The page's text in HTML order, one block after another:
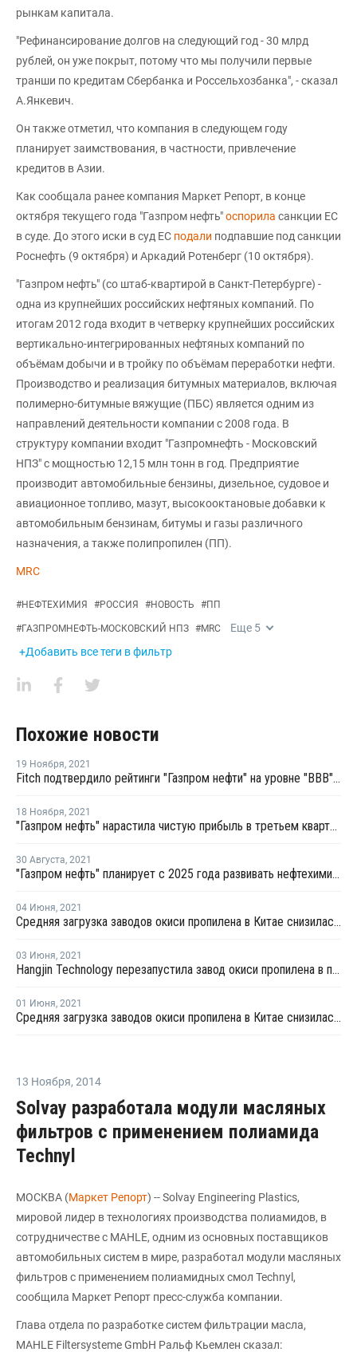
рынкам капитала.
"Рефинансирование долгов на следующий год - 30 млрд
рублей, он уже покрыт, потому что мы получили первые
транши по кредитам Сбербанка и Россельхозбанка", - сказал
А.Янкевич.
Он также отметил, что компания в следующем году
планирует заимствования, в частности, привлечение
кредитов в Азии.
Как сообщала ранее компания Маркет Репорт, в конце
октября текущего года "Газпром нефть"оспорила санкции ЕС
в суде. До этого иски в суд ЕС подали подпавшие под санкции
Роснефть (9 октября) и Аркадий Ротенберг (10 октября).
"Газпром нефть" (со штаб-квартирой в Санкт-Петербурге) -
одна из крупнейших российских нефтяных компаний. По
итогам 2012 года входит в четверку крупнейших российских
вертикально-интегрированных нефтяных компаний по
объёмам добычи и в тройку по объёмам переработки нефти.
Производство и реализация битумных материалов, включая
полимерно-битумные вяжущие (ПБС) является одним из
направлений деятельности компании с 2008 года. В
структуру компании входит "Газпромнефть - Московский
НПЗ" с мощностью 12,15 млн тонн в год. Предприятие
производит автомобильные бензины, дизельное, судовое и
авиационное топливо, мазут, высокооктановые добавки к
автомобильным бензинам, битумы и газы различного
назначения, а также полипропилен (ПП).
MRC
#НЕФТЕХИМИЯ #РОССИЯ #НОВОСТЬ #ПП
#ГАЗПРОМНЕФТЬ-МОСКОВСКИЙ НПЗ #MRC Еще 5
+Добавить все теги в фильтр
Похожие новости
19 Ноября, 2021
Fitch подтвердило рейтинги "Газпром нефти" на уровне "BBB" со стабильным прогнозом
18 Ноября, 2021
"Газпром нефть" нарастила чистую прибыль в третьем квартале на 5%
30 Августа, 2021
"Газпром нефть" планирует с 2025 года развивать нефтехимию на собственных НПЗ
04 Июня, 2021
Средняя загрузка заводов окиси пропилена в Китае снизилась в конце мая на 2,2%
03 Июня, 2021
Hangjin Technology перезапустила завод окиси пропилена в провинции Ляонин после планового ремонта
01 Июня, 2021
Средняя загрузка заводов окиси пропилена в Китае снизилась на третьей неделе мая на 3,3%
13 Ноября, 2014
Solvay разработала модули масляных
фильтров с применением полиамида
Technyl
МОСКВА (Маркет Репорт) -- Solvay Engineering Plastics,
мировой лидер в технологиях производства полиамидов, в
сотрудничестве с MAHLE, одним из основных поставщиков
автомобильных систем в мире, разработал модули масляных
фильтров с применением полиамидных смол Technyl,
сообщила Маркет Репорт пресс-служба компании.
Глава отдела по разработке систем фильтрации масла,
MAHLE Filtersysteme GmbH Ральф Кьемлен сказал: